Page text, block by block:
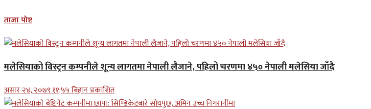
ताजा पोष्ट
मलेसियाको विस्ट्रन कम्पनीले शून्य लागतमा नेपाली लैजाने, पहिलो चरणमा ४५० नेपाली मलेसिया जाँदै
असार २४, २०७९ ११;५५ बिहान प्रकाशित